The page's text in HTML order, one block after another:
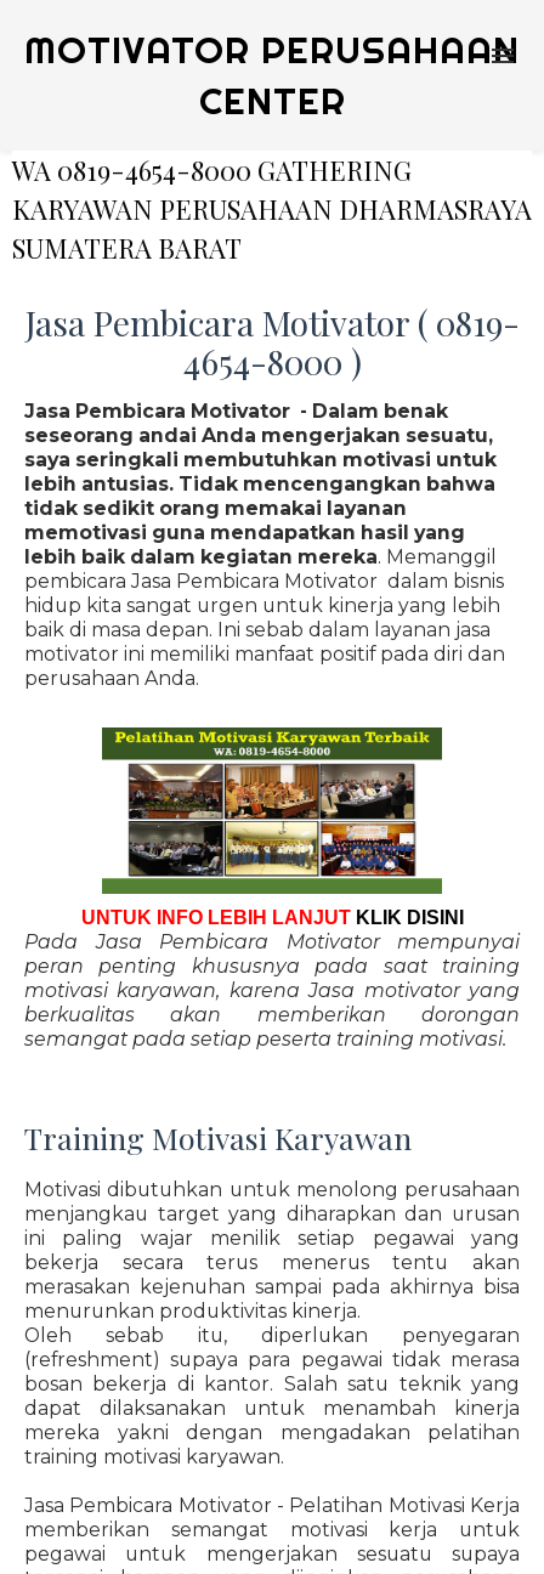
MOTIVATOR PERUSAHAAN
CENTER
WA 0819-4654-8000 GATHERING
KARYAWAN PERUSAHAAN DHARMASRAYA
SUMATERA BARAT
Jasa Pembicara Motivator ( 0819-
4654-8000 )
Jasa Pembicara Motivator - Dalam benak
seseorang andai Anda mengerjakan sesuatu,
saya seringkali membutuhkan motivasi untuk
lebih antusias. Tidak mencengangkan bahwa
tidak sedikit orang memakai layanan
memotivasi guna mendapatkan hasil yang
lebih baik dalam kegiatan mereka. Memanggil
pembicara Jasa Pembicara Motivator dalam bisnis
hidup kita sangat urgen untuk kinerja yang lebih
baik di masa depan. Ini sebab dalam layanan jasa
motivator ini memiliki manfaat positif pada diri dan
perusahaan Anda.
UNTUK INFO LEBIH LANJUT KLIK DISINI
Pada Jasa Pembicara Motivator mempunyai
peran penting khususnya pada saat training
motivasi karyawan, karena Jasa motivator yang
berkualitas akan memberikan dorongan
semangat pada setiap peserta training motivasi.
Training Motivasi Karyawan
Motivasi dibutuhkan untuk menolong perusahaan
menjangkau target yang diharapkan dan urusan
ini paling wajar menilik setiap pegawai yang
bekerja secara terus menerus tentu akan
merasakan kejenuhan sampai pada akhirnya bisa
menurunkan produktivitas kinerja.
Oleh sebab itu, diperlukan penyegaran
(refreshment) supaya para pegawai tidak merasa
bosan bekerja di kantor. Salah satu teknik yang
dapat dilaksanakan untuk menambah kinerja
mereka yakni dengan mengadakan pelatihan
training motivasi karyawan.
Jasa Pembicara Motivator - Pelatihan Motivasi Kerja
memberikan semangat motivasi kerja untuk
pegawai untuk mengerjakan sesuatu supaya